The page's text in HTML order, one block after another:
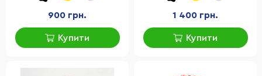
900 грн.
Купити
1 400 грн.
Купити